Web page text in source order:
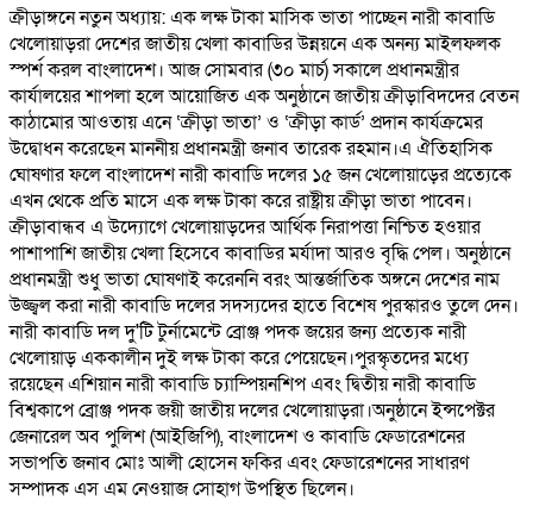
ক্রীড়াঙ্গনে নতুন অধ্যায়: এক লক্ষ টাকা মাসিক ভাতা পাচ্ছেন নারী কাবাডি
খেলোয়াড়রা দেশের জাতীয় খেলা কাবাডির উন্নয়নে এক অনন্য মাইলফলক
স্পর্শ করল বাংলাদেশ। আজ সোমবার (৩০ মার্চ) সকালে প্রধানমন্ত্রীর
কার্যালয়ের শাপলা হলে আয়োজিত এক অনুষ্ঠানে জাতীয় ক্রীড়াবিদদের বেতন
কাঠামোর আওতায় এনে ‘ক্রীড়া ভাতা’ ও ‘ক্রীড়া কার্ড’ প্রদান কার্যক্রমের
উদ্বোধন করেছেন মাননীয় প্রধানমন্ত্রী জনাব তারেক রহমান।এ ঐতিহাসিক
ঘোষণার ফলে বাংলাদেশ নারী কাবাডি দলের ১৫ জন খেলোয়াড়ের প্রত্যেকে
এখন থেকে প্রতি মাসে এক লক্ষ টাকা করে রাষ্ট্রীয় ক্রীড়া ভাতা পাবেন।
ক্রীড়াবান্ধব এ উদ্যোগে খেলোয়াড়দের আর্থিক নিরাপত্তা নিশ্চিত হওয়ার
পাশাপাশি জাতীয় খেলা হিসেবে কাবাডির মর্যাদা আরও বৃদ্ধি পেল। অনুষ্ঠানে
প্রধানমন্ত্রী শুধু ভাতা ঘোষণাই করেননি বরং আন্তর্জাতিক অঙ্গনে দেশের নাম
উজ্জ্বল করা নারী কাবাডি দলের সদস্যদের হাতে বিশেষ পুরস্কারও তুলে দেন।
নারী কাবাডি দল দু'টি টুর্নামেন্টে ব্রোঞ্জ পদক জয়ের জন্য প্রত্যেক নারী
খেলোয়াড় এককালীন দুই লক্ষ টাকা করে পেয়েছেন।পুরস্কৃতদের মধ্যে
রয়েছেন এশিয়ান নারী কাবাডি চ্যাম্পিয়নশিপ এবং দ্বিতীয় নারী কাবাডি
বিশ্বকাপে ব্রোঞ্জ পদক জয়ী জাতীয় দলের খেলোয়াড়রা।অনুষ্ঠানে ইন্সপেক্টর
জেনারেল অব পুলিশ (আইজিপি), বাংলাদেশ ও কাবাডি ফেডারেশনের
সভাপতি জনাব মোঃ আলী হোসেন ফকির এবং ফেডারেশনের সাধারণ
সম্পাদক এস এম নেওয়াজ সোহাগ উপস্থিত ছিলেন।